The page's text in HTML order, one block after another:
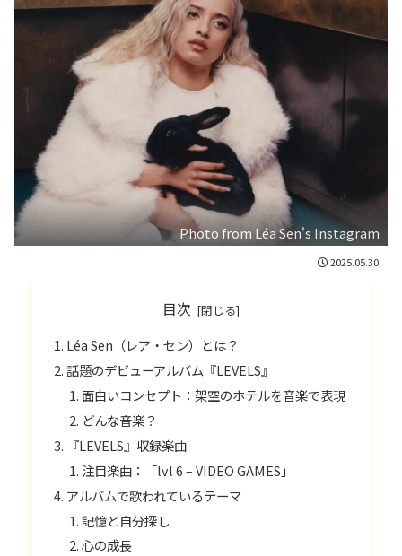
Photo from Léa Sen's Instagram
2025.05.30
目次
Léa Sen（レア・セン）とは？
話題のデビューアルバム『LEVELS』
面白いコンセプト：架空のホテルを音楽で表現
どんな音楽？
『LEVELS』収録楽曲
注目楽曲：「lvl 6 – VIDEO GAMES」
アルバムで歌われているテーマ
記憶と自分探し
心の成長